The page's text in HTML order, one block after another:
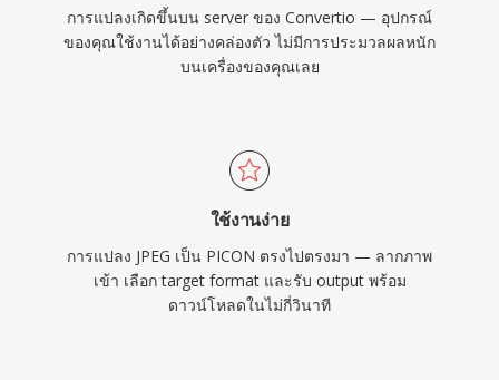
การแปลงเกิดขึ้นบน server ของ Convertio — อุปกรณ์
ของคุณใช้งานได้อย่างคล่องตัว ไม่มีการประมวลผลหนัก
บนเครื่องของคุณเลย
ใช้งานง่าย
การแปลง JPEG เป็น PICON ตรงไปตรงมา — ลากภาพ
เข้า เลือก target format และรับ output พร้อม
ดาวน์โหลดในไม่กี่วินาที